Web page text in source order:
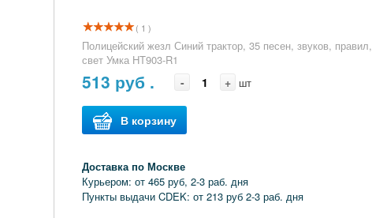
( 1 )
Полицейский жезл Синий трактор, 35 песен, звуков, правил,
свет Умка HT903-R1
513 руб . - + шт
В корзину
Доставка по Москве
Курьером: от 465 руб, 2-3 раб. дня
Пункты выдачи CDEK: от 213 руб 2-3 раб. дня